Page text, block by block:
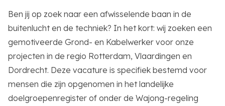
Ben jij op zoek naar een afwisselende baan in de
buitenlucht en de techniek? In het kort: wij zoeken een
gemotiveerde Grond- en Kabelwerker voor onze
projecten in de regio Rotterdam, Vlaardingen en
Dordrecht. Deze vacature is specifiek bestemd voor
mensen die zijn opgenomen in het landelijke
doelgroepenregister of onder de Wajong-regeling